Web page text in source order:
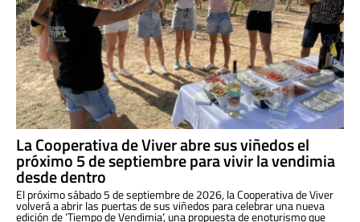
La Cooperativa de Viver abre sus viñedos el
próximo 5 de septiembre para vivir la vendimia
desde dentro
El próximo sábado 5 de septiembre de 2026, la Cooperativa de Viver
volverá a abrir las puertas de sus viñedos para celebrar una nueva
edición de ‘Tiempo de Vendimia’, una propuesta de enoturismo que